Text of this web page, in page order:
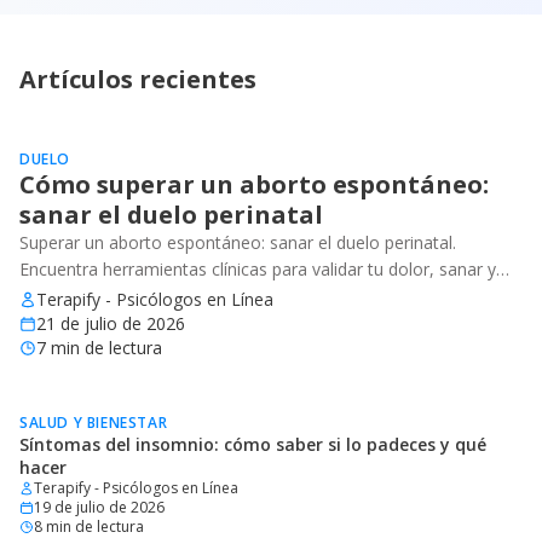
Artículos recientes
DUELO
Cómo superar un aborto espontáneo:
sanar el duelo perinatal
Superar un aborto espontáneo: sanar el duelo perinatal.
Encuentra herramientas clínicas para validar tu dolor, sanar y
recuperar tu bienestar emocional.
Terapify - Psicólogos en Línea
21 de julio de 2026
7 min de lectura
SALUD Y BIENESTAR
Síntomas del insomnio: cómo saber si lo padeces y qué
hacer
Terapify - Psicólogos en Línea
19 de julio de 2026
8 min de lectura